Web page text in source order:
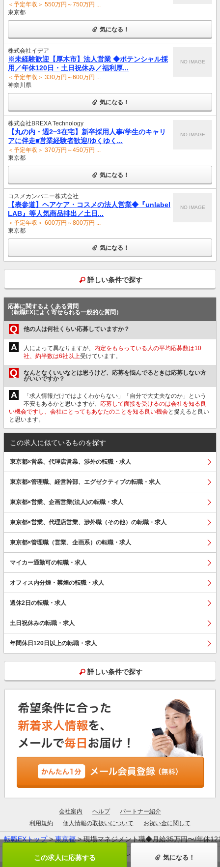
この求人に応募する 気になる！
＜予定年収＞ 550万円～750万円 ...
東京都
気になる！
株式会社イデア
※未経験歓迎【厚木市】法人営業 ◆ポテンシャル採
用／年休120日・土日祝休み／福利厚...
＜予定年収＞ 330万円～600万円 ...
神奈川県
NO IMAGE
気になる！
株式会社BREXA Technology
【丸の内・週2~3在宅】新卒採用人事/学生のキャリ
アに伴走■営業経験者歓迎/ゆくゆく...
＜予定年収＞ 370万円～450万円 ...
東京都
NO IMAGE
気になる！
コスメカンパニー株式会社
【表参道】ヘアケア・コスメの法人営業◆『unlabel
LAB』等人気商品排出／土日...
＜予定年収＞ 600万円～800万円 ...
東京都
NO IMAGE
気になる！
詳しい条件で探す
応募に関するよくある質問
（転職EXによく寄せられる一般的な質問）
Q 他の人は何社くらい応募していますか？
A 人によって異なりますが、 内定をもらっている人の平均応募数は10
社、約半数は6社以上受けています。
Q
なんとなくいいなとは思うけど、応募を悩んでるときは応募しない方
がいいですか？
A
「求人情報だけではよくわからない」「自分で大丈夫なのか」という
不安もあるかと思いますが、 応募して面接を受けるのは会社を知る良
い機会ですし、会社にとってもあなたのことを知る良い機会と捉えると良い
と思います。
この求人に似ているものを探す
東京都×営業、代理店営業、渉外の転職・求人
東京都×管理職、経営幹部、エグゼクティブの転職・求人
東京都×営業、企画営業(法人)の転職・求人
東京都×営業、代理店営業、渉外職（その他）の転職・求人
東京都×管理職（営業、企画系）の転職・求人
マイカー通勤可の転職・求人
オフィス内分煙・禁煙の転職・求人
週休2日の転職・求人
土日祝休みの転職・求人
年間休日120日以上の転職・求人
詳しい条件で探す
会社案内 ヘルプ
パートナー紹介
利用規約
個人情報の取扱いについて お祝い金に関して
転職EXトップ>東京都> 現場マネジメント職◆月給35万円〜/年休
厚生労働大臣許可：13-ユ-305190